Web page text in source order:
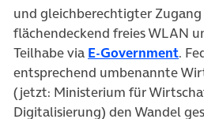
und gleichberechtigter
flächendeckend freies WLAN
Teilhabe via E-Government.
entsprechend umbenannte
(jetzt: Ministerium für
Digitalisierung) den Wandel